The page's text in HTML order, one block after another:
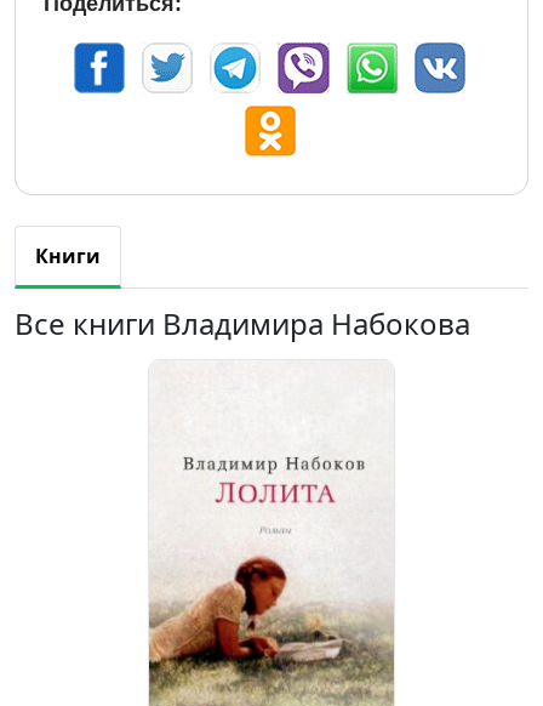
Книги
Все книги Владимира Набокова